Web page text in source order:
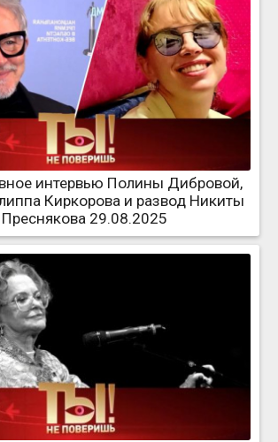
интервью Полины Дибровой,
Киркорова и развод Никиты
Преснякова 29.08.2025